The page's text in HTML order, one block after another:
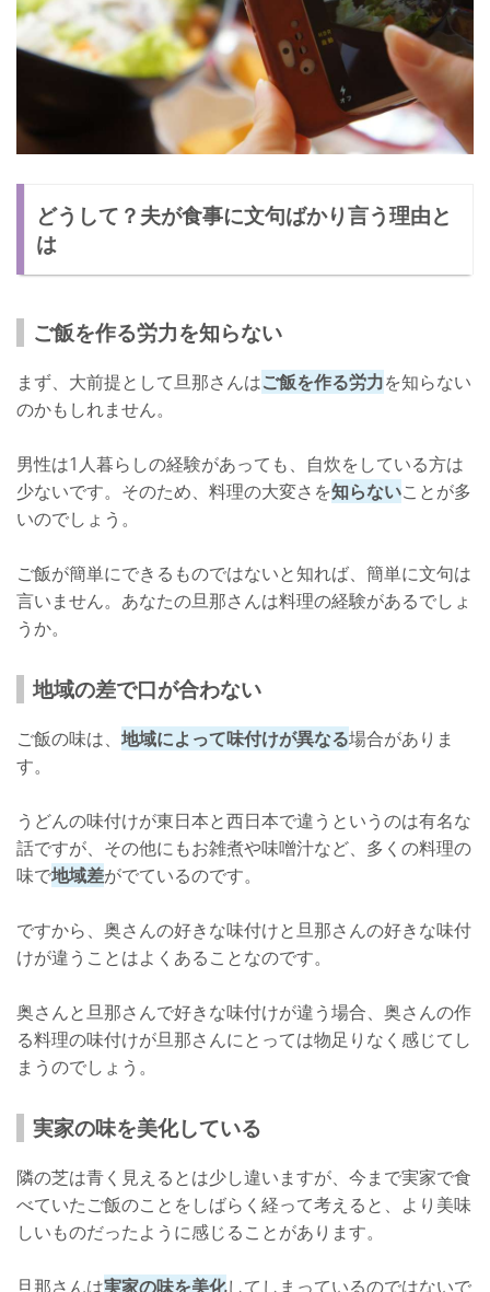
どうして？夫が食事に文句ばかり言う理由と
は
ご飯を作る労力を知らない
まず、大前提として旦那さんはご飯を作る労力を知らない
のかもしれません。
男性は1人暮らしの経験があっても、自炊をしている方は
少ないです。そのため、料理の大変さを知らないことが多
いのでしょう。
ご飯が簡単にできるものではないと知れば、簡単に文句は
言いません。あなたの旦那さんは料理の経験があるでしょ
うか。
地域の差で口が合わない
ご飯の味は、 地域によって味付けが異なる場合がありま
す。
うどんの味付けが東日本と西日本で違うというのは有名な
話ですが、その他にもお雑煮や味噌汁など、多くの料理の
味で地域差がでているのです。
ですから、奥さんの好きな味付けと旦那さんの好きな味付
けが違うことはよくあることなのです。
奥さんと旦那さんで好きな味付けが違う場合、奥さんの作
る料理の味付けが旦那さんにとっては物足りなく感じてし
まうのでしょう。
実家の味を美化している
隣の芝は青く見えるとは少し違いますが、今まで実家で食
べていたご飯のことをしばらく経って考えると、より美味
しいものだったように感じることがあります。
旦那さんは実家の味を美化してしまっているのではないで